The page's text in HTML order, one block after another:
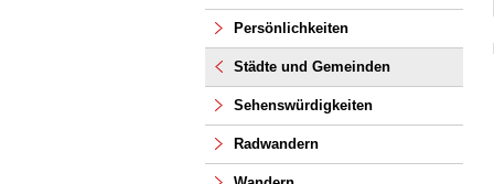
Persönlichkeiten
Städte und Gemeinden
Sehenswürdigkeiten
Radwandern